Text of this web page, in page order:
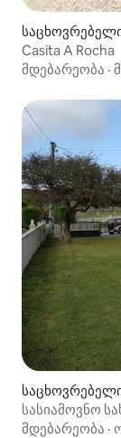
Casita A Rocha
მდებარეობა ·
სასიამოვნო
მდებარეობა ·